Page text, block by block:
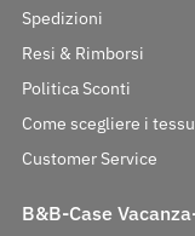
Spedizioni
Resi & Rimborsi
Politica Sconti
Come scegliere i
Customer Service
B&B-Case